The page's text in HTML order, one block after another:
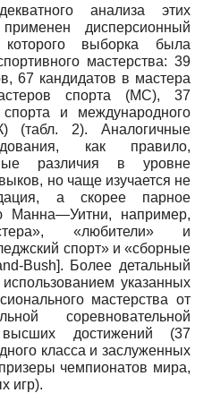
анализа этих
дисперсионный
выборка была
мастерства: 39
67 кандидатов в мастера
спорта (МС), 37
и международного
2). Аналогичные
как правило,
различия в уровне
но чаще изучается не
а скорее парное
Манна—Уитни, например,
«любители» и
спорт» и «сборные
Bush]. Более детальный
указанных
мастерства от
соревновательной
достижений (37
класса и заслуженных
чемпионатов мира,
игр).